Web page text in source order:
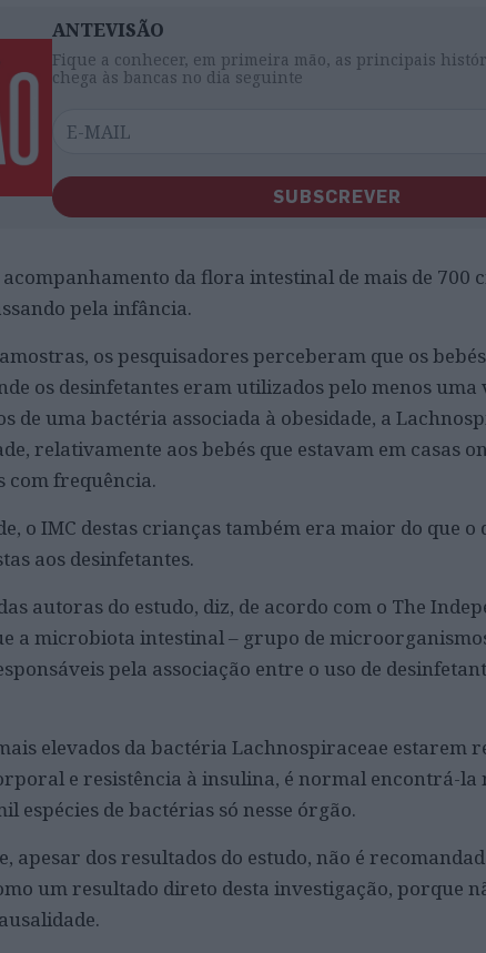
ANTEVISÃO
Fique a conhecer, em primeira mão, as principais
chega às bancas no dia seguinte
SUBSCREVER
acompanhamento da flora intestinal de mais de 700
pela infância.
os pesquisadores perceberam que os
os desinfetantes eram utilizados pelo menos uma
de uma bactéria associada à obesidade, a
relativamente aos bebés que estavam em casas
com frequência.
o IMC destas crianças também era maior do que o
aos desinfetantes.
autoras do estudo, diz, de acordo com o The
a microbiota intestinal – grupo de
pela associação entre o uso de
elevados da bactéria Lachnospiraceae estarem
e resistência à insulina, é normal encontrá-la
espécies de bactérias só nesse órgão.
apesar dos resultados do estudo, não é
um resultado direto desta investigação, porque